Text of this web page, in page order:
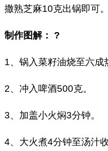
撒熟芝麻10克出锅即可。
制作图解： ?
1、锅入菜籽油烧至六成
2、冲入啤酒500克。
3、加盖小火焖3分钟。
4、大火煮4分钟至汤汁收